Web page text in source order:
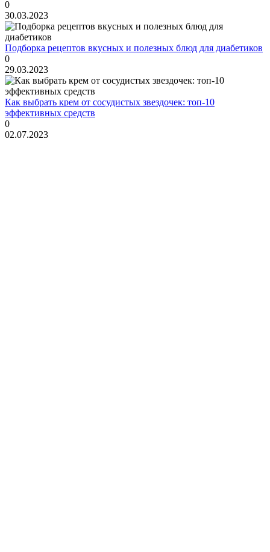
0
30.03.2023
Подборка рецептов вкусных и полезных блюд для диабетиков
0
29.03.2023
Как выбрать крем от сосудистых звездочек: топ-10
эффективных средств
0
02.07.2023